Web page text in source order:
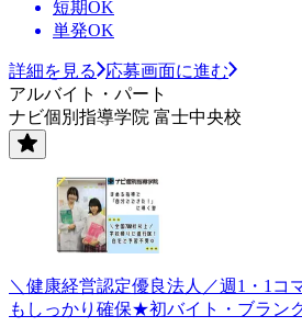
短期OK
単発OK
詳細を見る
応募画面に進む
アルバイト・パート
ナビ個別指導学院 富士中央校
＼健康経営認定優良法人／週1・1コ
もしっかり確保★初バイト・ブラン